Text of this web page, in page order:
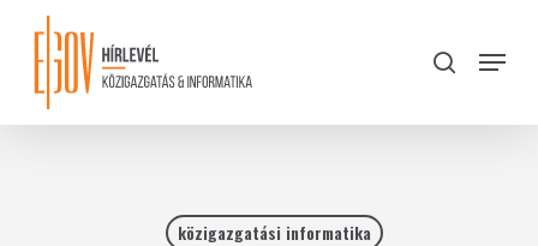
content
search
Menu
közigazgatási informatika
Close